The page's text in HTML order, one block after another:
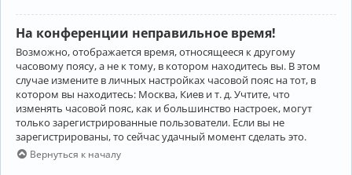
На конференции неправильное время!
Возможно, отображается время, относящееся к другому
часовому поясу, а не к тому, в котором находитесь вы. В этом
случае измените в личных настройках часовой пояс на тот, в
котором вы находитесь: Москва, Киев и т. д. Учтите, что
изменять часовой пояс, как и большинство настроек, могут
только зарегистрированные пользователи. Если вы не
зарегистрированы, то сейчас удачный момент сделать это.
Вернуться к началу